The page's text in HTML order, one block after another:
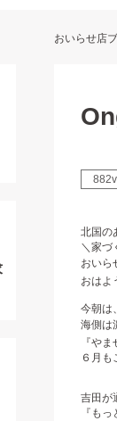
おいらせ店
北国の
＼家づ
おいら
おはよ
今朝は
海側は
『や
６月も
吉田が
『もっ